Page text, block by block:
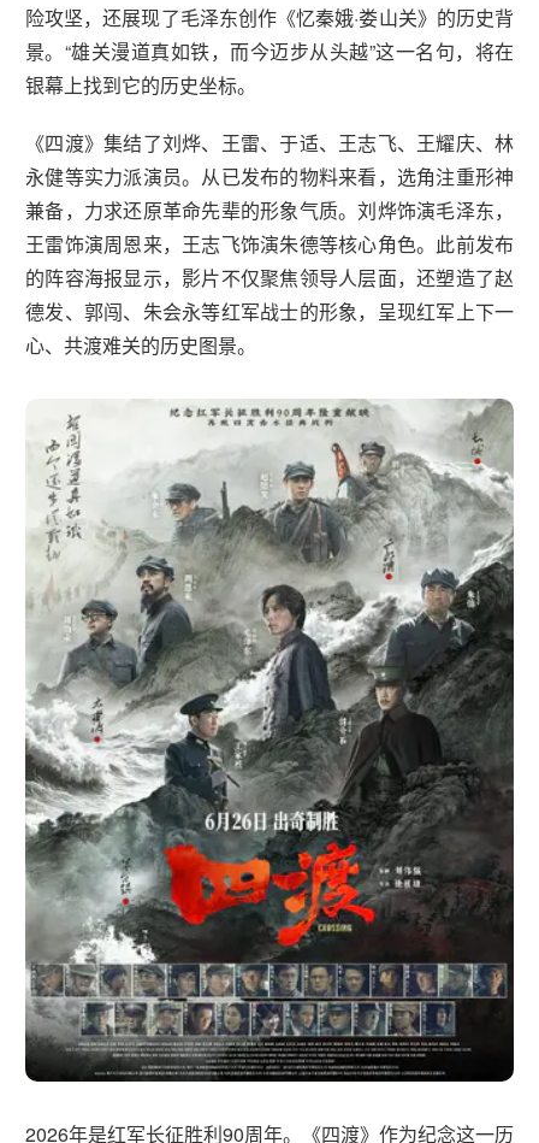
险攻坚，还展现了毛泽东创作《忆秦娥·娄山关》的历史背
景。“雄关漫道真如铁，而今迈步从头越”这一名句，将在
银幕上找到它的历史坐标。
《四渡》集结了刘烨、王雷、于适、王志飞、王耀庆、林
永健等实力派演员。从已发布的物料来看，选角注重形神
兼备，力求还原革命先辈的形象气质。刘烨饰演毛泽东，
王雷饰演周恩来，王志飞饰演朱德等核心角色。此前发布
的阵容海报显示，影片不仅聚焦领导人层面，还塑造了赵
德发、郭闯、朱会永等红军战士的形象，呈现红军上下一
心、共渡难关的历史图景。
2026年是红军长征胜利90周年。《四渡》作为纪念这一历